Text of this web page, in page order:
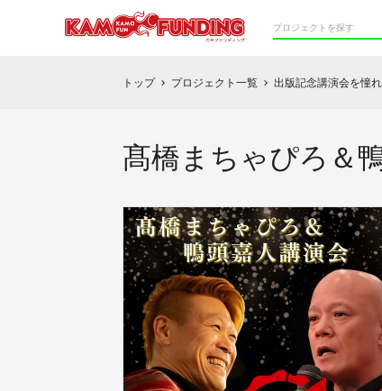
トップ chevron_right プロジェクト一覧 chevron_right 出版記念講演会を憧
髙橋まちゃぴろ＆